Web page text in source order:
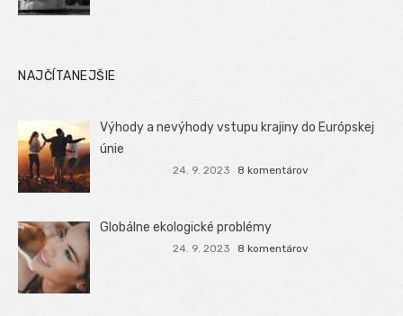
NAJČÍTANEJŠIE
Výhody a nevýhody vstupu krajiny do Európskej
únie
24. 9. 2023 8 komentárov
Globálne ekologické problémy
24. 9. 2023 8 komentárov